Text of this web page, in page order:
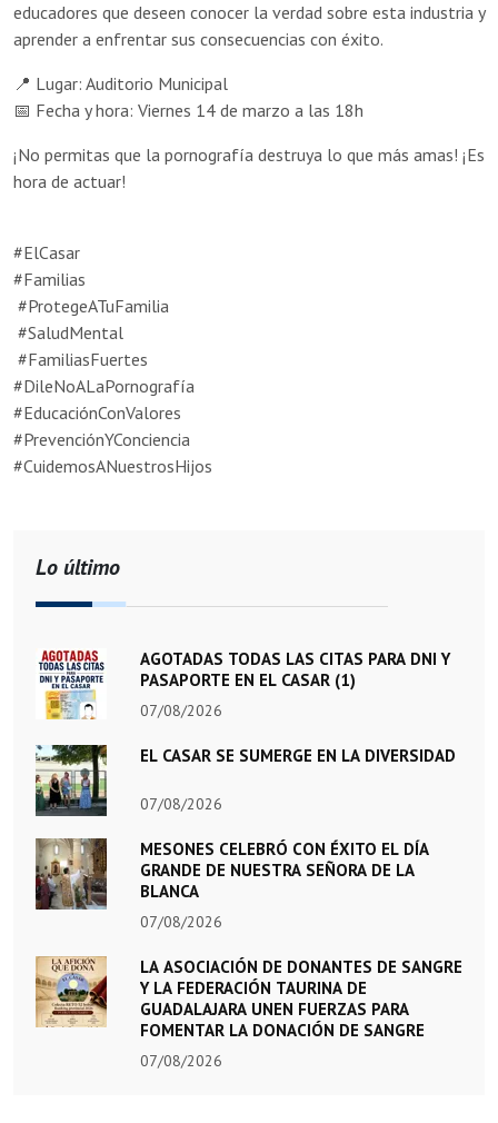
educadores que deseen conocer la verdad sobre esta industria y
aprender a enfrentar sus consecuencias con éxito.
📍 Lugar: Auditorio Municipal
📅 Fecha y hora: Viernes 14 de marzo a las 18h
¡No permitas que la pornografía destruya lo que más amas! ¡Es
hora de actuar!
#ElCasar
#Familias
#ProtegeATuFamilia
#SaludMental
#FamiliasFuertes
#DileNoALaPornografía
#EducaciónConValores
#PrevenciónYConciencia
#CuidemosANuestrosHijos
Lo último
AGOTADAS TODAS LAS CITAS PARA DNI Y
PASAPORTE EN EL CASAR (1)
07/08/2026
EL CASAR SE SUMERGE EN LA DIVERSIDAD
07/08/2026
MESONES CELEBRÓ CON ÉXITO EL DÍA
GRANDE DE NUESTRA SEÑORA DE LA
BLANCA
07/08/2026
LA ASOCIACIÓN DE DONANTES DE SANGRE
Y LA FEDERACIÓN TAURINA DE
GUADALAJARA UNEN FUERZAS PARA
FOMENTAR LA DONACIÓN DE SANGRE
07/08/2026